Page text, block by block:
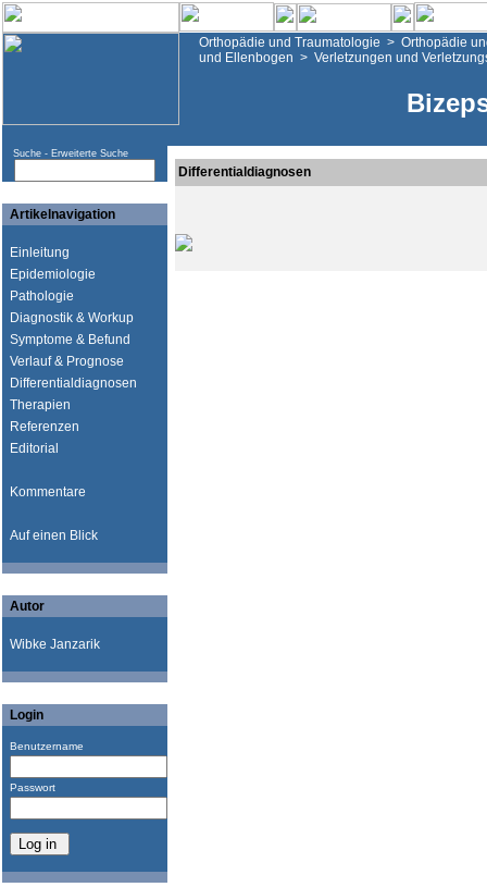
Orthopädie und Traumatologie > Orthopädie
und Ellenbogen > Verletzungen und
Suche - Erweiterte Suche
Artikelnavigation
Einleitung
Epidemiologie
Pathologie
Diagnostik & Workup
Symptome & Befund
Verlauf & Prognose
Differentialdiagnosen
Therapien
Referenzen
Editorial
Kommentare
Auf einen Blick
Autor
Wibke Janzarik
Login
Benutzername
Passwort
Differentialdiagnosen